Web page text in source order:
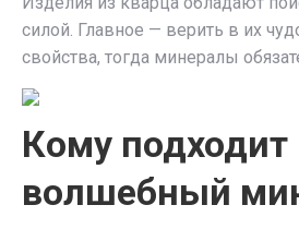
силой. Главное — верить в их
свойства, тогда минералы
Кому подходит
волшебный